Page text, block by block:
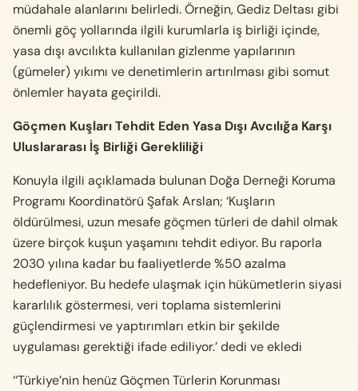
müdahale alanlarını belirledi. Örneğin, Gediz Deltası gibi
önemli göç yollarında ilgili kurumlarla iş birliği içinde,
yasa dışı avcılıkta kullanılan gizlenme yapılarının
(gümeler) yıkımı ve denetimlerin artırılması gibi somut
önlemler hayata geçirildi.
Göçmen Kuşları Tehdit Eden Yasa Dışı Avcılığa Karşı
Uluslararası İş Birliği Gerekliliği
Konuyla ilgili açıklamada bulunan Doğa Derneği Koruma
Programı Koordinatörü Şafak Arslan; ‘Kuşların
öldürülmesi, uzun mesafe göçmen türleri de dahil olmak
üzere birçok kuşun yaşamını tehdit ediyor. Bu raporla
2030 yılına kadar bu faaliyetlerde %50 azalma
hedefleniyor. Bu hedefe ulaşmak için hükümetlerin siyasi
kararlılık göstermesi, veri toplama sistemlerini
güçlendirmesi ve yaptırımları etkin bir şekilde
uygulaması gerektiği ifade ediliyor.’ dedi ve ekledi
‘‘Türkiye’nin henüz Göçmen Türlerin Korunması